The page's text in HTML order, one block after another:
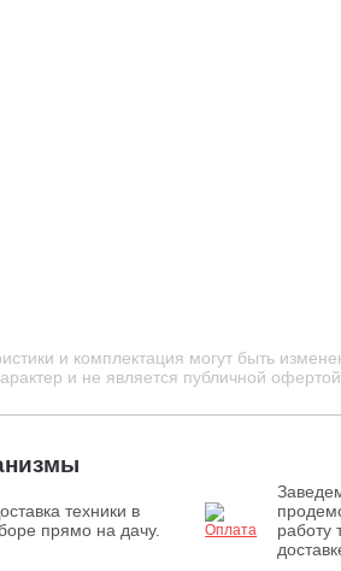
и комплектация могут быть
и не является публичной
техники в
прямо на дачу.
работу